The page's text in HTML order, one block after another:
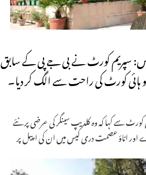
سپریم کورٹ نے بی جے پی کے سابق
ہائی کورٹ کی راحت سے الگ کر دیا۔
سے کہا کہ وہ کلدیپ سینگر کی عرضی پر نئے
اناؤ عصمت دری کیس میں ان کی اپیل پر